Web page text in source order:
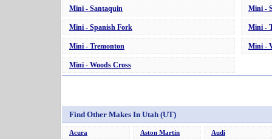
Mini - Santaquin Mini -
Mini - Spanish Fork Mini -
Mini - Tremonton Mini -
Mini - Woods Cross
Find Other Makes In Utah (UT)
Acura Aston Martin Audi